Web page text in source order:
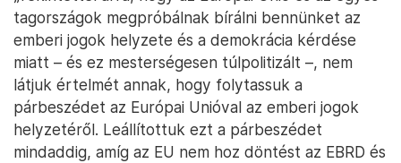
tagországok megpróbálnak bírálni bennünket az
emberi jogok helyzete és a demokrácia kérdése
miatt – és ez mesterségesen túlpolitizált –, nem
látjuk értelmét annak, hogy folytassuk a
párbeszédet az Európai Unióval az emberi jogok
helyzetéről. Leállítottuk ezt a párbeszédet
mindaddig, amíg az EU nem hoz döntést az EBRD és